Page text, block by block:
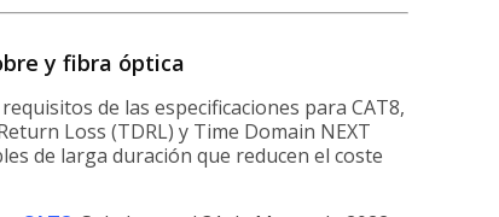
y fibra óptica
de las especificaciones para CAT8,
Loss (TDRL) y Time Domain NEXT
de larga duración que reducen el coste